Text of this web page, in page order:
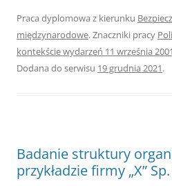
Praca dyplomowa z kierunku
międzynarodowe. Znaczniki pracy
kontekście wydarzeń 11 września
Dodana do serwisu 19 grudnia 2021.
Badanie struktury
przykładzie firmy „X”